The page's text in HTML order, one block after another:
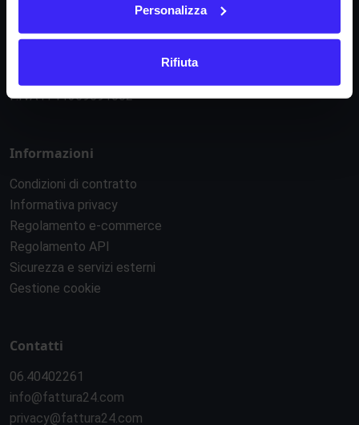
Personalizza
Rifiuta
P.IVA IT11359591002
Informazioni
Condizioni di contratto
Informativa privacy
Regolamento e-commerce
Regolamento API
Sicurezza e servizi esterni
Gestione cookie
Contatti
06.40402261
info@fattura24.com
privacy@fattura24.com